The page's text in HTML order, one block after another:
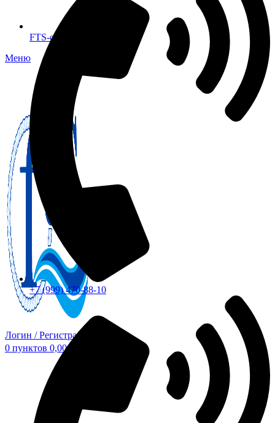
FTS-omsk@mail.ru
Меню
Логин / Регистрация
0 пунктов 0,00
+7 (999) 470-88-10